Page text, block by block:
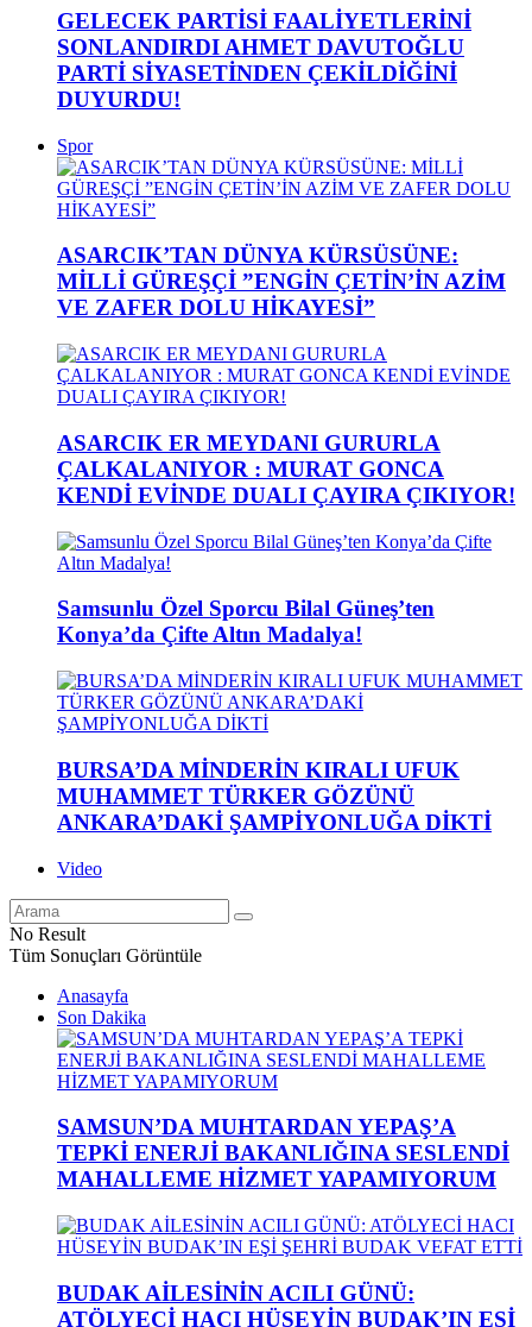
GELECEK PARTİSİ FAALİYETLERİNİ
SONLANDIRDI AHMET DAVUTOĞLU
PARTİ SİYASETİNDEN ÇEKİLDİĞİNİ
DUYURDU!
Spor
ASARCIK’TAN DÜNYA KÜRSÜSÜNE:
MİLLİ GÜREŞÇİ ”ENGİN ÇETİN’İN AZİM
VE ZAFER DOLU HİKAYESİ”
ASARCIK ER MEYDANI GURURLA
ÇALKALANIYOR : MURAT GONCA
KENDİ EVİNDE DUALI ÇAYIRA ÇIKIYOR!
Samsunlu Özel Sporcu Bilal Güneş’ten
Konya’da Çifte Altın Madalya!
BURSA’DA MİNDERİN KIRALI UFUK
MUHAMMET TÜRKER GÖZÜNÜ
ANKARA’DAKİ ŞAMPİYONLUĞA DİKTİ
Video
No Result
Tüm Sonuçları Görüntüle
Anasayfa
Son Dakika
SAMSUN’DA MUHTARDAN YEPAŞ’A
TEPKİ ENERJİ BAKANLIĞINA SESLENDİ
MAHALLEME HİZMET YAPAMIYORUM
BUDAK AİLESİNİN ACILI GÜNÜ:
ATÖLYECİ HACI HÜSEYİN BUDAK’IN EŞİ